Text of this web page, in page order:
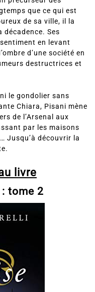
que ce qui est
de sa ville, il la
décadence. Ses
en levant
d’une société en
destructrices et
Chiara, Pisani mène
de l’Arsenal aux
par les maisons
Jusqu’à découvrir la
livre
tome 2